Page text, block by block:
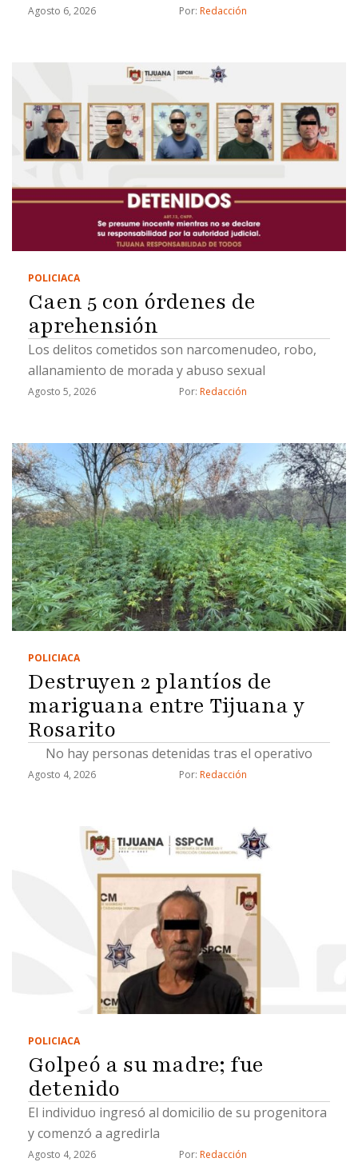
Agosto 6, 2026 Por: Redacción
POLICIACA
Caen 5 con órdenes de
aprehensión
Los delitos cometidos son narcomenudeo, robo,
allanamiento de morada y abuso sexual
Agosto 5, 2026 Por: Redacción
POLICIACA
Destruyen 2 plantíos de
mariguana entre Tijuana y
Rosarito
No hay personas detenidas tras el operativo
Agosto 4, 2026 Por: Redacción
POLICIACA
Golpeó a su madre; fue
detenido
El individuo ingresó al domicilio de su progenitora
y comenzó a agredirla
Agosto 4, 2026 Por: Redacción